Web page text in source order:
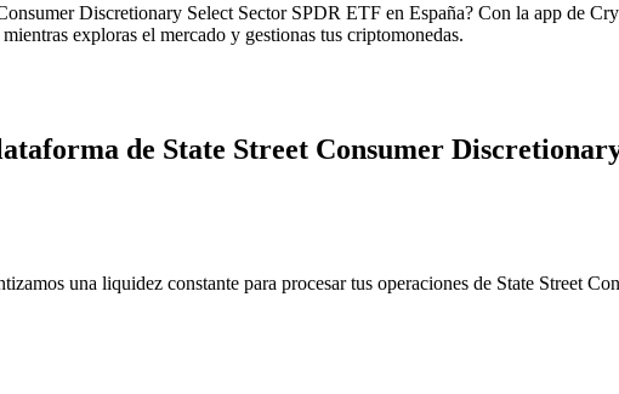
Discretionary Select Sector SPDR ETF en España? Con la app de
exploras el mercado y gestionas tus criptomonedas.
de State Street Consumer
una liquidez constante para procesar tus operaciones de State Street